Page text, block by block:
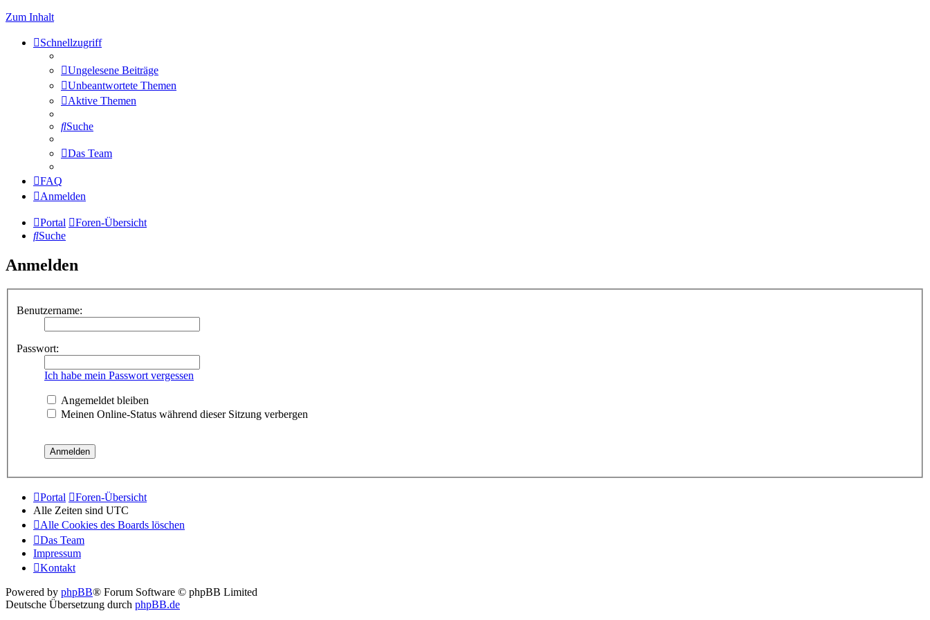
Zum Inhalt
Schnellzugriff
Ungelesene Beiträge
Unbeantwortete Themen
Aktive Themen
Suche
Das Team
FAQ
Anmelden
Portal
Foren-Übersicht
Suche
Anmelden
Benutzername:
Passwort:
Ich habe mein Passwort vergessen
Angemeldet bleiben
Meinen Online-Status während dieser Sitzung verbergen
Portal
Foren-Übersicht
Alle Zeiten sind UTC
Alle Cookies des Boards löschen
Das Team
Impressum
Kontakt
Powered by phpBB® Forum Software © phpBB Limited
Deutsche Übersetzung durch phpBB.de